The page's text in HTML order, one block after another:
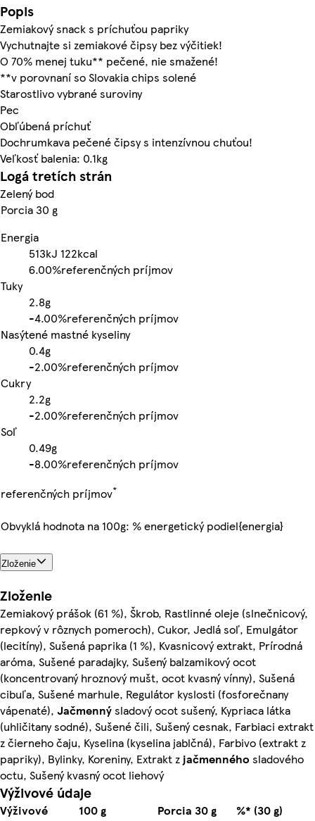
Popis
Zemiakový snack s príchuťou papriky
Vychutnajte si zemiakové čipsy bez výčitiek!
O 70% menej tuku** pečené, nie smažené!
**v porovnaní so Slovakia chips solené
Starostlivo vybrané suroviny
Pec
Obľúbená príchuť
Dochrumkava pečené čipsy s intenzívnou chuťou!
Veľkosť balenia: 0.1kg
Logá tretích strán
Zelený bod
Porcia 30 g
Energia
513kJ 122kcal
6.00%referenčných príjmov
Tuky
2.8g
-4.00%referenčných príjmov
Nasýtené mastné kyseliny
0.4g
-2.00%referenčných príjmov
Cukry
2.2g
-2.00%referenčných príjmov
Soľ
0.49g
-8.00%referenčných príjmov
referenčných príjmov*
Obvyklá hodnota na 100g: % energetický podiel{energia}
Zloženie
Zloženie
Zemiakový prášok (61 %), Škrob, Rastlinné oleje (slnečnicový,
repkový v rôznych pomeroch), Cukor, Jedlá soľ, Emulgátor
(lecitíny), Sušená paprika (1 %), Kvasnicový extrakt, Prírodná
aróma, Sušené paradajky, Sušený balzamikový ocot
(koncentrovaný hroznový mušt, ocot kvasný vínny), Sušená
cibuľa, Sušené marhule, Regulátor kyslosti (fosforečnany
vápenaté), Jačmennýsladový ocot sušený, Kypriaca látka
(uhličitany sodné), Sušené čili, Sušený cesnak, Farbiaci extrakt
z čierneho čaju, Kyselina (kyselina jablčná), Farbivo (extrakt z
papriky), Bylinky, Koreniny, Extrakt z jačmenného sladového
octu, Sušený kvasný ocot liehový
Výživové údaje
Výživové
100 g Porcia 30 g %* (30 g)